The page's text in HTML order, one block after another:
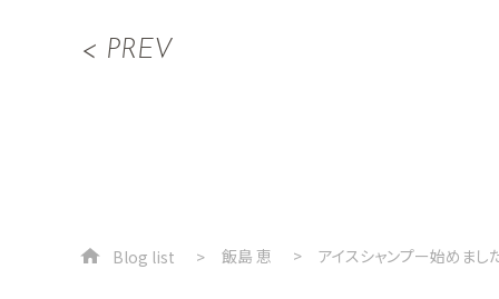
< PREV
Blog list 飯島 恵 アイスシャンプー始めま